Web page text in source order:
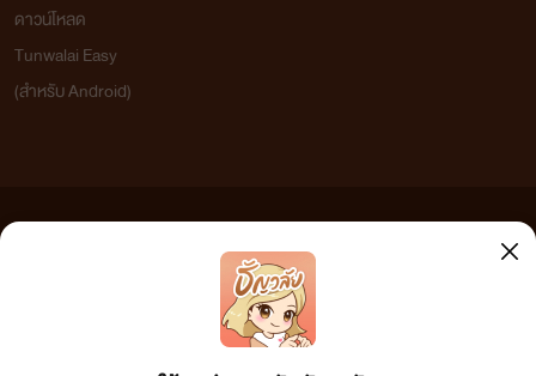
ดาวน์โหลด
Tunwalai Easy
(สำหรับ Android)
เว็บไซต์แห่งนี้ไม่ได้เห็นด้วยและไม่ขอรับผิดชอบต่อข้อความใดๆ ทั้งสิ้น ดังนั้นผู้อ่านทุกท่านโปรดใช้
วิจารณญาณในการกลั่นกรองด้วยตนเอง และหากท่านพบข้อความใดๆ ที่ขัดต่อกฎหมายและศีลธรรม
กรุณาแจ้งมาที่ tunwalai@ookbee.com เพื่อทีมงานจะได้ดำเนินการในทันที ทั้งนี้ ทางเว็บไซต์ขอสงวน
ลิขสิทธิ์ตามพระราชบัญญัติลิขสิทธิ์ (ฉบับเพิ่มเติม) พ.ศ.2558